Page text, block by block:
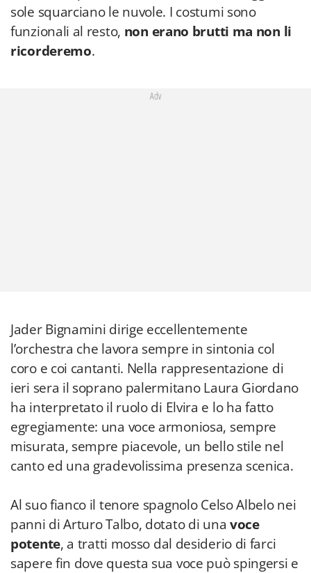
sole squarciano le nuvole. I costumi sono
funzionali al resto, non erano brutti ma non li
ricorderemo.
Adv
Jader Bignamini dirige eccellentemente
l’orchestra che lavora sempre in sintonia col
coro e coi cantanti. Nella rappresentazione di
ieri sera il soprano palermitano Laura Giordano
ha interpretato il ruolo di Elvira e lo ha fatto
egregiamente: una voce armoniosa, sempre
misurata, sempre piacevole, un bello stile nel
canto ed una gradevolissima presenza scenica.
Al suo fianco il tenore spagnolo Celso Albelo nei
panni di Arturo Talbo, dotato di una voce
potente, a tratti mosso dal desiderio di farci
sapere fin dove questa sua voce può spingersi e